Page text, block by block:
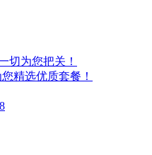
切为您把关！
精选优质套餐！